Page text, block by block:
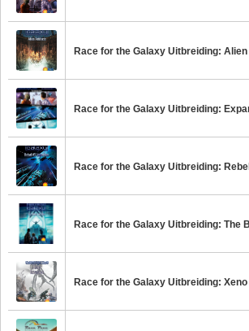
Race for the Galaxy Uitbreiding:
Race for the Galaxy Uitbreiding:
Race for the Galaxy Uitbreiding:
Race for the Galaxy Uitbreiding: The
Race for the Galaxy Uitbreiding: